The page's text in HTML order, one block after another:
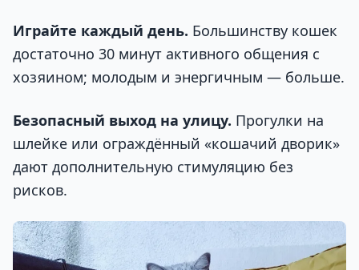
Играйте каждый день. Большинству кошек
достаточно 30 минут активного общения с
хозяином; молодым и энергичным — больше.
Безопасный выход на улицу. Прогулки на
шлейке или ограждённый «кошачий дворик»
дают дополнительную стимуляцию без
рисков.